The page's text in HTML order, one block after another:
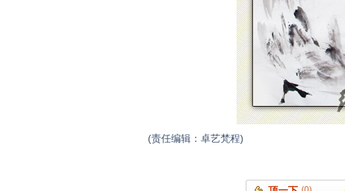
(责任编辑：卓艺梵程)